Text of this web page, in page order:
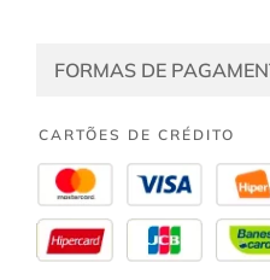
FORMAS DE
CARTÕES DE CRÉDITO